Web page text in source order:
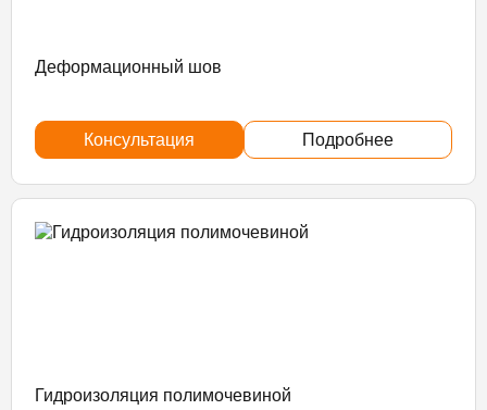
Деформационный шов
Консультация Подробнее
Гидроизоляция полимочевиной